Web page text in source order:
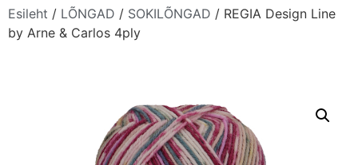
Esileht / LÕNGAD / SOKILÕNGAD / REGIA Design Line
by Arne & Carlos 4ply